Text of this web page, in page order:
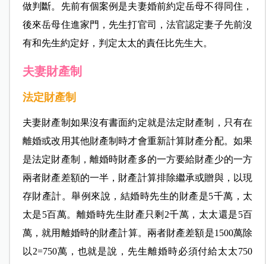
做判斷。先前有個案例是夫妻婚前約定岳母不得同住，
後來岳母住進家門，先生打官司，法官認定妻子先前沒
有和先生約定好，判定太太的責任比先生大。
夫妻財產制
法定財產制
夫妻財產制如果沒有書面約定就是法定財產制，只有在
離婚或改用其他財產制時才會重新計算財產分配。如果
是法定財產制，離婚時財產多的一方要給財產少的一方
兩者財產差額的一半，財產計算排除繼承或贈與，以現
存財產計。舉例來說，結婚時先生的財產是5千萬，太
太是5百萬。離婚時先生財產只剩2千萬，太太還是5百
萬，就用離婚時的財產計算。兩者財產差額是1500萬除
以2=750萬，也就是說，先生離婚時必須付給太太750